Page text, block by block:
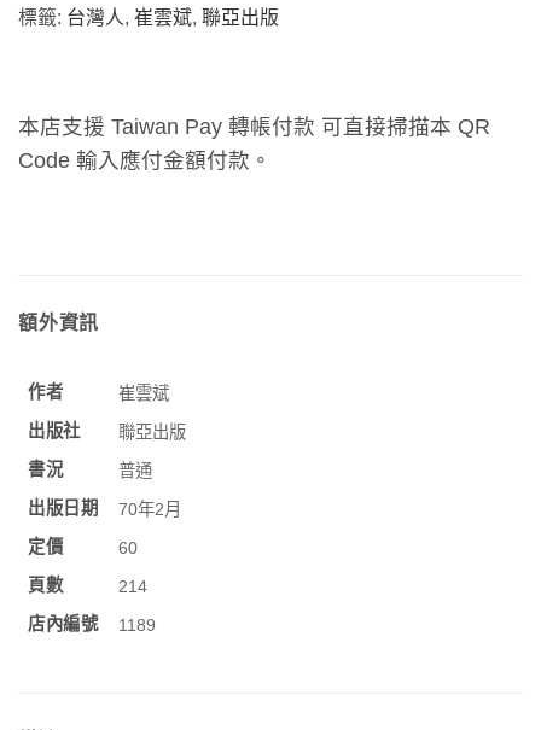
標籤: 台灣人, 崔雲斌, 聯亞出版
本店支援 Taiwan Pay 轉帳付款 可直接掃描本 QR
Code 輸入應付金額付款。
額外資訊
作者
崔雲斌
出版社
聯亞出版
書況
普通
出版日期
70年2月
定價
60
頁數
214
店內編號
1189